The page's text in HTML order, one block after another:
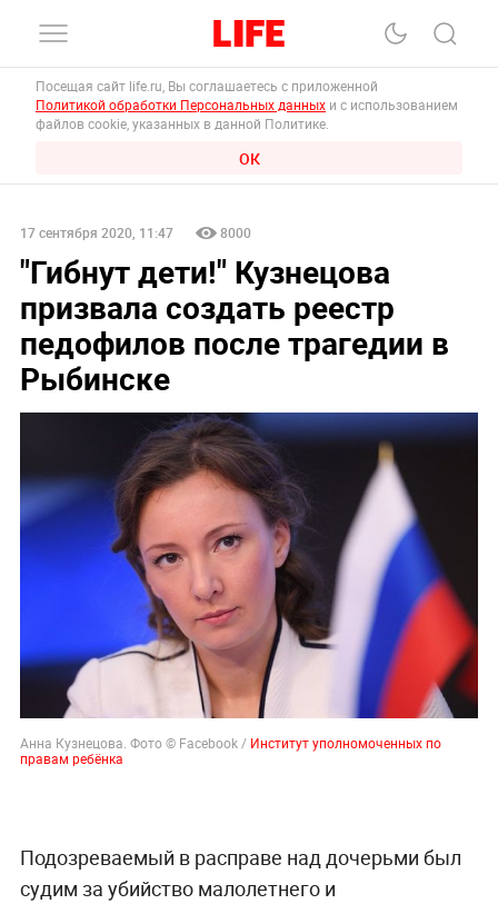
Посещая сайт life.ru, Вы соглашаетесь с приложенной
Политикой обработки Персональных данных и с использованием
файлов cookie, указанных в данной Политике.
ОК
17 сентября 2020, 11:47 8000
"Гибнут дети!" Кузнецова
призвала создать реестр
педофилов после трагедии в
Рыбинске
Анна Кузнецова. Фото © Facebook / Институт уполномоченных по
правам ребёнка
Подозреваемый в расправе над дочерьми был
судим за убийство малолетнего и